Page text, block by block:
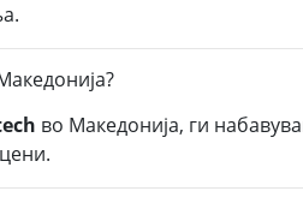
во Македонија, ги